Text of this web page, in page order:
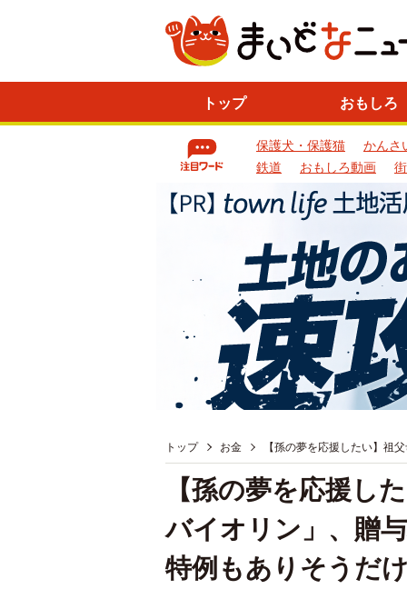
トップ おもしろ
保護犬・保護猫 かんさ
鉄道
おもしろ動画
トップ お金 【孫の夢を応援したい】祖
【孫の夢を応援し
バイオリン」、贈
特例もありそうだ